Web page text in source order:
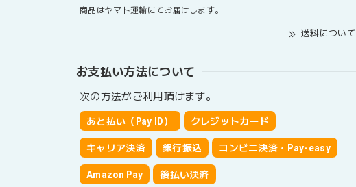
商品はヤマト運輸にてお届けします。
送料について
お支払い方法について
次の方法がご利用頂けます。
あと払い（Pay ID） クレジットカード
キャリア決済 銀行振込 コンビニ決済・Pay-easy
Amazon Pay 後払い決済